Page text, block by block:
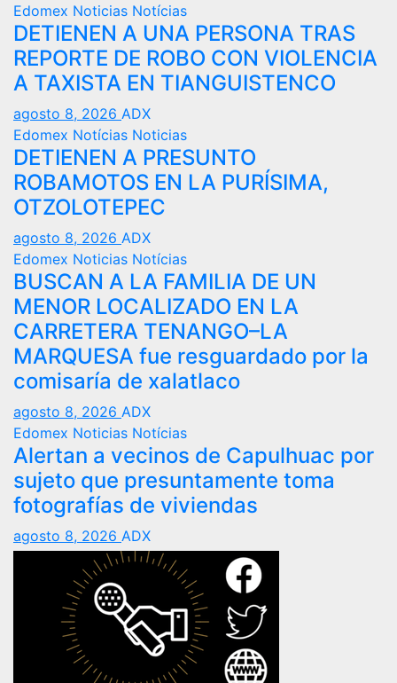
Edomex Noticias Notícias
DETIENEN A UNA PERSONA TRAS
REPORTE DE ROBO CON VIOLENCIA
A TAXISTA EN TIANGUISTENCO
agosto 8, 2026 ADX
Edomex Notícias Noticias
DETIENEN A PRESUNTO
ROBAMOTOS EN LA PURÍSIMA,
OTZOLOTEPEC
agosto 8, 2026 ADX
Edomex Noticias Notícias
BUSCAN A LA FAMILIA DE UN
MENOR LOCALIZADO EN LA
CARRETERA TENANGO–LA
MARQUESA fue resguardado por la
comisaría de xalatlaco
agosto 8, 2026 ADX
Edomex Noticias Notícias
Alertan a vecinos de Capulhuac por
sujeto que presuntamente toma
fotografías de viviendas
agosto 8, 2026 ADX